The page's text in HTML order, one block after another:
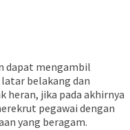
dapat mengambil
belakang dan
heran, jika pada akhirnya
pegawai dengan
yang beragam.